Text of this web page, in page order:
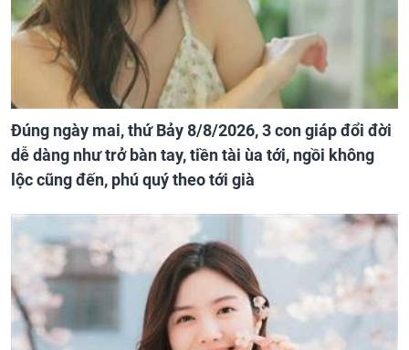
Đúng ngày mai, thứ Bảy 8/8/2026, 3 con giáp đổi đời
dễ dàng như trở bàn tay, tiền tài ùa tới, ngồi không
lộc cũng đến, phú quý theo tới già